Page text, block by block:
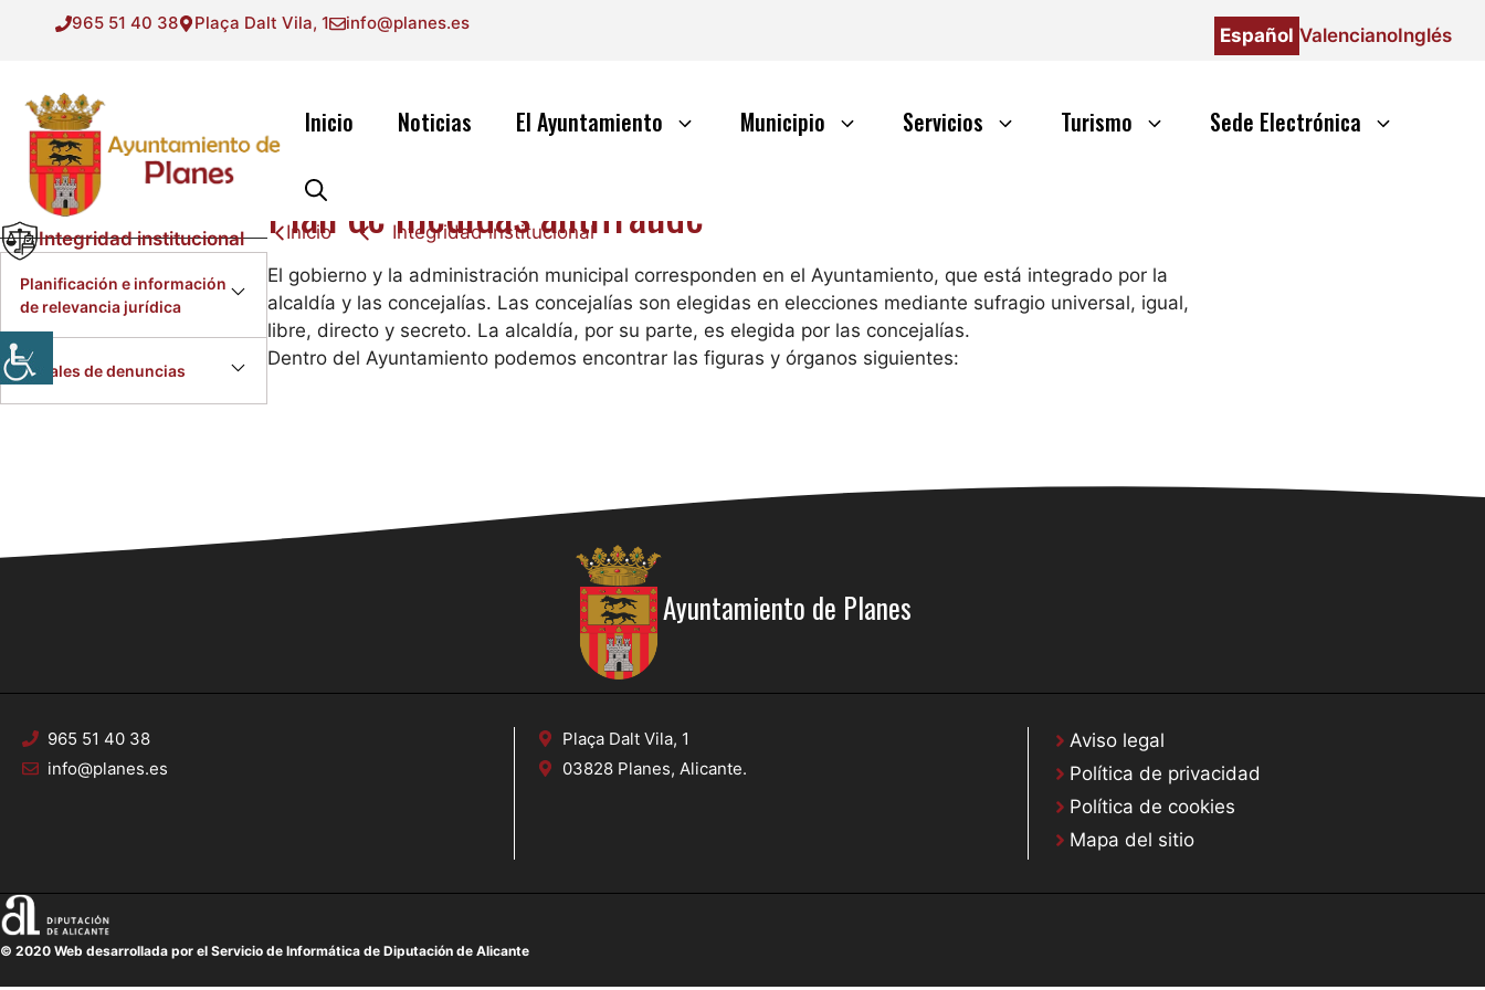
965 51 40 38 Plaça Dalt Vila, 1 info@planes.es
Español ValencianoInglés
Inicio Noticias El Ayuntamiento Municipio Servicios Turismo Sede Electrónica
Integridad institucional
Planificación e información
de relevancia jurídica
Canales de denuncias
Inicio Integridad institucional
Plan de medidas antifraude
El gobierno y la administración municipal corresponden en el Ayuntamiento, que está integrado por la
alcaldía y las concejalías. Las concejalías son elegidas en elecciones mediante sufragio universal, igual,
libre, directo y secreto. La alcaldía, por su parte, es elegida por las concejalías.
Dentro del Ayuntamiento podemos encontrar las figuras y órganos siguientes:
Ayuntamiento de Planes
965 51 40 38
info@planes.es
Plaça Dalt Vila, 1
03828 Planes, Alicante.
Aviso legal
Política de privacidad
Política de cookies
Mapa del sitio
© 2020 Web desarrollada por el Servicio de Informática de Diputación de Alicante